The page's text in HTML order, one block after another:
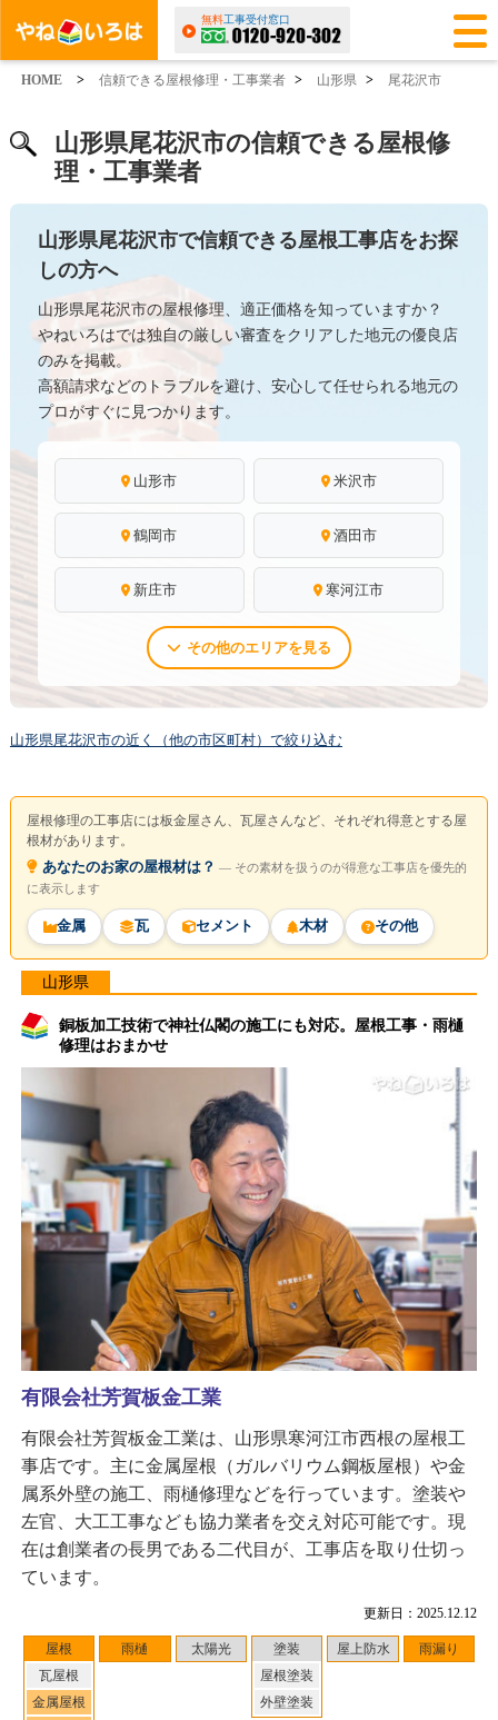
無料工事受付窓口
HOME > 信頼できる屋根修理・工事業者 > 山形県 > 尾花沢市
山形県尾花沢市の信頼できる屋根修
理・工事業者
山形県尾花沢市で信頼できる屋根工事店をお探
しの方へ
山形県尾花沢市の屋根修理、適正価格を知っていますか？
やねいろはでは独自の厳しい審査をクリアした地元の優良店
のみを掲載。
高額請求などのトラブルを避け、安心して任せられる地元の
プロがすぐに見つかります。
山形市 米沢市
鶴岡市 酒田市
新庄市 寒河江市
その他のエリアを見る
山形県尾花沢市の近く（他の市区町村）で絞り込む
屋根修理の工事店には板金屋さん、瓦屋さんなど、それぞれ得意とする屋
根材があります。
あなたのお家の屋根材は？ ― その素材を扱うのが得意な工事店を優先的
に表示します
金属 瓦 セメント 木材 その他
山形県
銅板加工技術で神社仏閣の施工にも対応。屋根工事・雨樋
修理はおまかせ
更新日：2025.12.12
屋根
瓦屋根
金属屋根
雨樋 太陽光
塗装
屋根塗装
外壁塗装
屋上防水 雨漏り
有限会社芳賀板金工業
有限会社芳賀板金工業は、山形県寒河江市西根の屋根工
事店です。主に金属屋根（ガルバリウム鋼板屋根）や金
属系外壁の施工、雨樋修理などを行っています。塗装や
左官、大工工事なども協力業者を交え対応可能です。現
在は創業者の長男である二代目が、工事店を取り仕切っ
ています。